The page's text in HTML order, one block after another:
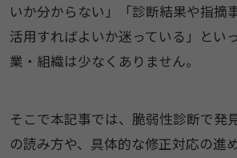
いか分からない」「診断結果や指摘
活用すればよいか迷っている」とい
業・組織は少なくありません。
そこで本記事では、脆弱性診断で発
の読み方や、具体的な修正対応の進